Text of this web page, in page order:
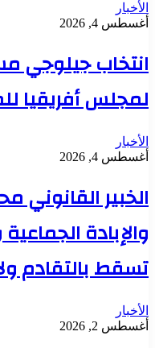
الأخبار
أغسطس 4, 2026
انتخاب جيلوجي
لمجلس أفريقيا
الأخبار
أغسطس 4, 2026
الخبير القانوني
والإبادة
تسقط بالتقادم
الأخبار
أغسطس 2, 2026